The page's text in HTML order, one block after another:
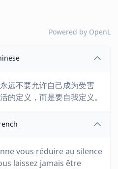
Powered by OpenL
远不要允许自己成为受害
的定义，而是要自我定义。
vous réduire au silence
laissez jamais être